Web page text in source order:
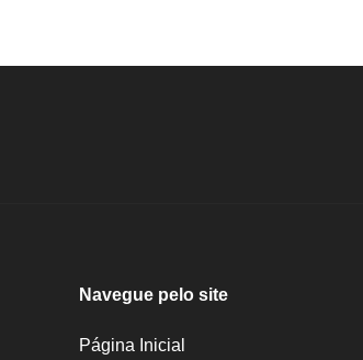
Navegue pelo site
Página Inicial